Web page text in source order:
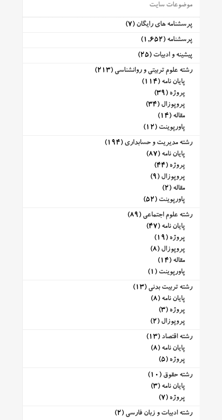
موضوعات سایت
پرسشنامه های رایگان (7)
پرسشنامه (1,652)
پیشینه و ادبیات (25)
رشته علوم تربیتی و روانشناسی (213)
پایان نامه (114)
پروژه (39)
پروپوزال (34)
مقاله (14)
پاورپوینت (12)
رشته مدیریت و حسابداری (194)
پایان نامه (87)
پروژه (44)
پروپوزال (9)
مقاله (2)
پاورپوینت (52)
رشته علوم اجتماعی (89)
پایان نامه (47)
پروژه (19)
پروپوزال (8)
مقاله (14)
پاورپوینت (1)
رشته تربیت بدنی (13)
پایان نامه (8)
پروژه (3)
پروپوزال (2)
رشته اقتصاد (13)
پایان نامه (8)
پروژه (5)
رشته حقوق (10)
پایان نامه (3)
پروژه (7)
رشته ادبیات و زبان فارسی (2)